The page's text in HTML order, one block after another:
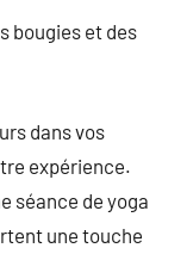
bougies et des
dans vos
expérience.
séance de yoga
une touche